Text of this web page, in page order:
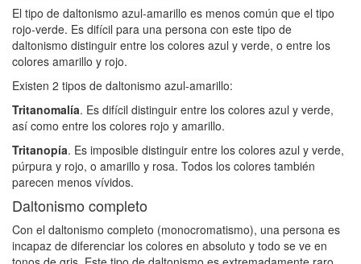
El tipo de daltonismo azul-amarillo es menos común que el tipo
rojo-verde. Es difícil para una persona con este tipo de
daltonismo distinguir entre los colores azul y verde, o entre los
colores amarillo y rojo.
Existen 2 tipos de daltonismo azul-amarillo:
Tritanomalía. Es difícil distinguir entre los colores azul y verde,
así como entre los colores rojo y amarillo.
Tritanopía. Es imposible distinguir entre los colores azul y verde,
púrpura y rojo, o amarillo y rosa. Todos los colores también
parecen menos vívidos.
Daltonismo completo
Con el daltonismo completo (monocromatismo), una persona es
incapaz de diferenciar los colores en absoluto y todo se ve en